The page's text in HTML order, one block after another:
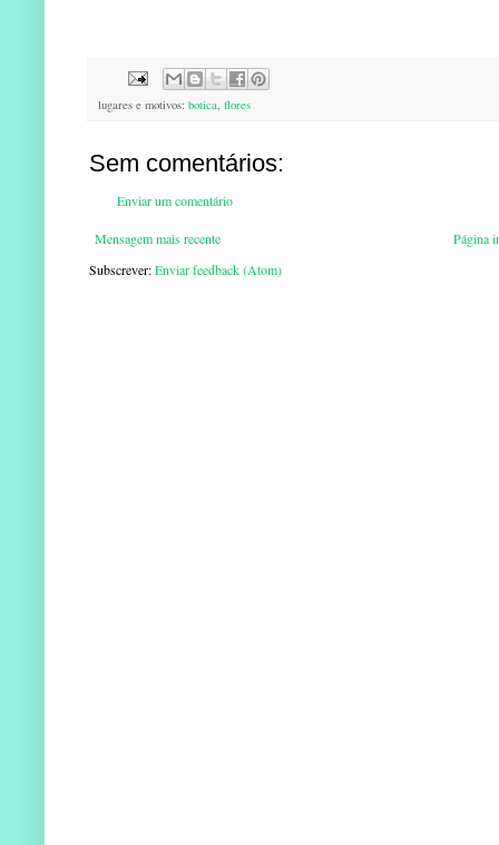
lugares e motivos: botica, flores
Sem comentários:
Enviar um comentário
Mensagem mais recente
Página
Subscrever:Enviar feedback (Atom)